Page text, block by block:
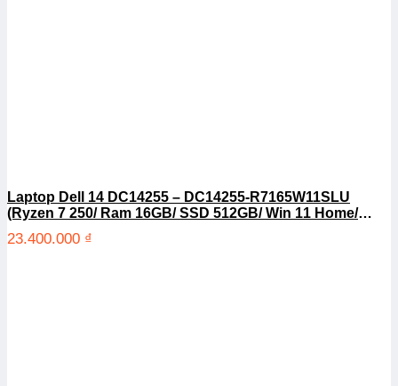
Laptop Dell 14 DC14255 – DC14255-R7165W11SLU
(Ryzen 7 250/ Ram 16GB/ SSD 512GB/ Win 11 Home/
1Y/ Bạc)
23.400.000 ₫